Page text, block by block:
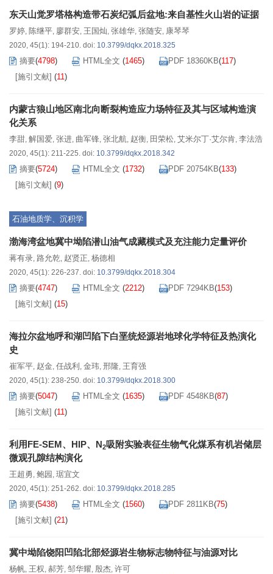
东天山觉罗塔格构造带石炭纪弧后盆地:来自基性火山岩的证据
罗婷, 陈继平, 廖群安, 王国灿, 张雄华, 张随安, 康琴琴
2020, 45(1): 194-210. doi: 10.3799/dqkx.2018.325
摘要(4798) HTML全文 (1465) PDF 18360KB(117)
[施引文献] (11)
内蒙古狼山地区南北向断裂构造应力场特征及其与区域构造演
化关系
李甜, 解国爱, 张进, 曲军锋, 张北航, 赵衡, 田荣松, 艾米尔丁·艾尔肯, 李法浩
2020, 45(1): 211-225. doi: 10.3799/dqkx.2018.342
摘要(5724) HTML全文 (1732) PDF 20754KB(133)
[施引文献] (9)
石油地质学、沉积学
渤海湾盆地冀中坳陷潜山油气成藏模式及充注能力定量评价
蒋有录, 路允乾, 赵贤正, 杨德相
2020, 45(1): 226-237. doi: 10.3799/dqkx.2018.304
摘要(4747) HTML全文 (2212) PDF 7294KB(153)
[施引文献] (15)
海拉尔盆地呼和湖凹陷下白垩统烃源岩地球化学特征及热演化
史
崔军平, 赵金, 任战利 , 金玮, 邢隆, 王育强
2020, 45(1): 238-250. doi: 10.3799/dqkx.2018.300
摘要(5047) HTML全文 (1635) PDF 4548KB(87)
[施引文献] (11)
利用FE-SEM、HIP、N2吸附实验表征生物气化煤系有机岩储层
微观孔隙结构演化
王超勇, 鲍园 , 琚宜文
2020, 45(1): 251-262. doi: 10.3799/dqkx.2018.285
摘要(5438) HTML全文 (1560) PDF 2811KB(75)
[施引文献] (21)
冀中坳陷饶阳凹陷北部烃源岩生物标志物特征与油源对比
杨帆, 王权, 郝芳, 邹华耀, 殷杰, 许可